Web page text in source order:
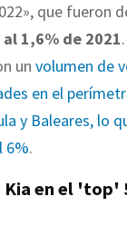
que fueron
1,6% de 2021
un volumen de
en el
y Baleares, lo
6%.
Kia en el 'top'